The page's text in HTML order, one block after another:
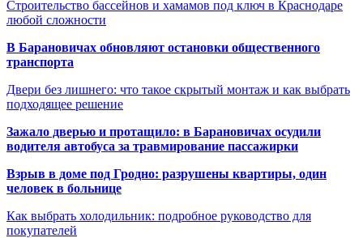
Строительство бассейнов и хамамов под ключ в Краснодаре
любой сложности
В Барановичах обновляют остановки общественного
транспорта
Двери без лишнего: что такое скрытый монтаж и как выбрать
подходящее решение
Зажало дверью и протащило: в Барановичах осудили
водителя автобуса за травмирование пассажирки
Взрыв в доме под Гродно: разрушены квартиры, один
человек в больнице
Как выбрать холодильник: подробное руководство для
покупателей